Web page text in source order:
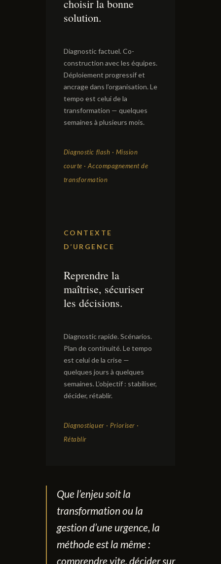
choisir la bonne
solution.
Diagnostic factuel. Co-
construction avec les équipes.
Déploiement progressif et
ancrage dans l’organisation. Le
tempo est celui de la
transformation — quelques
semaines à plusieurs mois.
Diagnostic flash · Mission
courte · Accompagnement de
transformation
CONTEXTE
D’URGENCE
Reprendre la
maîtrise, sécuriser
les décisions.
Diagnostic rapide. Scénarios.
Plan de continuité. Le tempo
est celui de la crise —
quelques jours à quelques
semaines. L’objectif : stabiliser,
décider, rétablir.
Diagnostiquer · Prioriser ·
Rétablir
Que l’enjeu soit la
transformation ou la
gestion d’une urgence, la
méthode est la même :
comprendre vite, décider sur